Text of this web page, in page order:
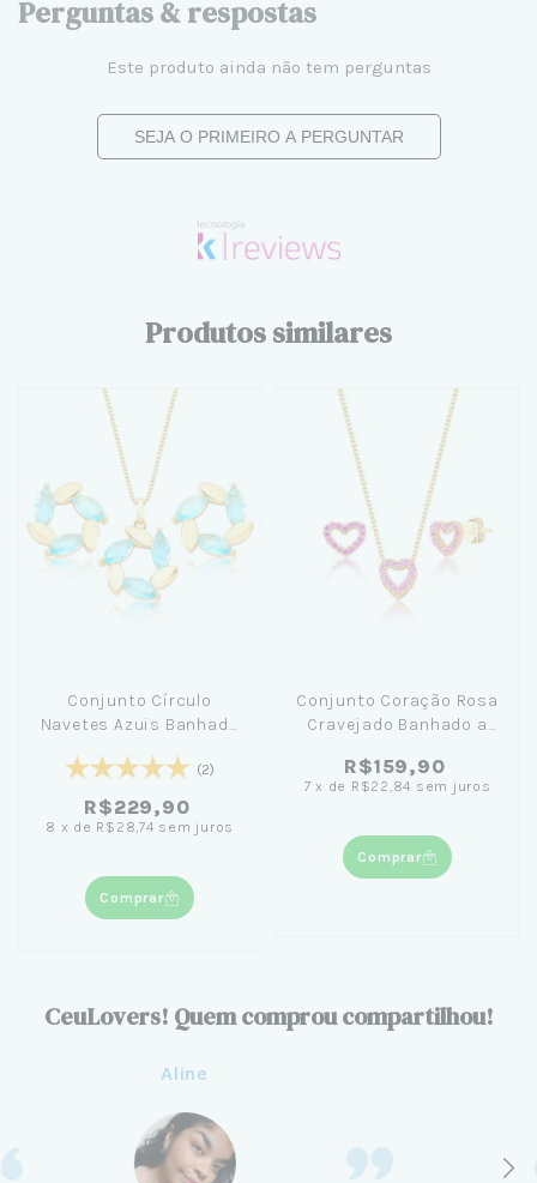
Perguntas & respostas
Este produto ainda não tem perguntas
SEJA O PRIMEIRO A PERGUNTAR
Produtos similares
Conjunto Círculo
Navetes Azuis Banhado
(2)
R$229,90
8 x de R$28,74 sem juros
Comprar
Conjunto Coração Rosa
Cravejado Banhado a
R$159,90
7 x de R$22,84 sem juros
Comprar
CeuLovers! Quem comprou compartilhou!